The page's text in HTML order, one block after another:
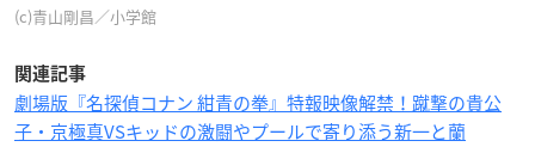
(c)青山剛昌／小学館
関連記事
劇場版『名探偵コナン 紺青の拳』特報映像解禁！蹴撃の貴公
子・京極真VSキッドの激闘やプールで寄り添う新一と蘭